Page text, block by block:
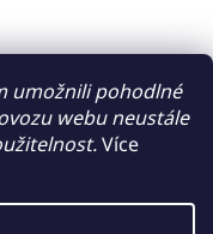
umožnili pohodlné
webu neustále
Více